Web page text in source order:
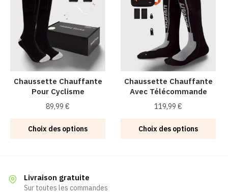
options
peuvent
choisies
sur
la
page
du
produit
Les
options
peuvent
être
choisies
sur
la
page
du
produit
Chaussette Chauffante
Pour Cyclisme
89,99€
Choix des options
Ce
produit
variations.
Les
Chaussette Chauffante
Avec Télécommande
119,99€
Choix des options
Ce
produit
Livraison gratuite
Sur toutes les commandes